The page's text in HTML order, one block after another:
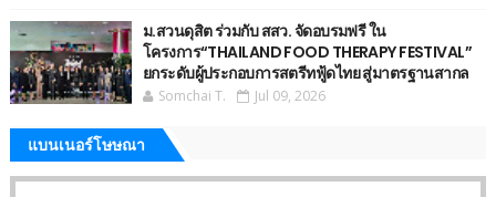
ม.สวนดุสิต ร่วมกับ สสว. จัดอบรมฟรี ใน
โครงการ“THAILAND FOOD THERAPY FESTIVAL”
ยกระดับผู้ประกอบการสตรีทฟู้ดไทย สู่มาตรฐานสากล
Somchai T. Jul 09, 2026
แบนเนอร์โษษณา